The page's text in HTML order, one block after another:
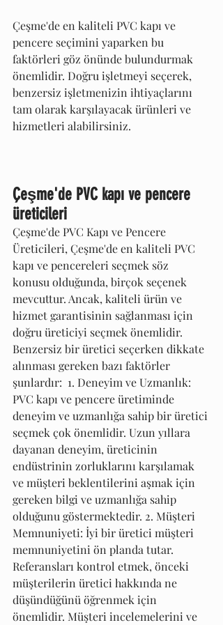
Çeşme'de en kaliteli PVC kapı ve
pencere seçimini yaparken bu
faktörleri göz önünde bulundurmak
önemlidir. Doğru işletmeyi seçerek,
benzersiz işletmenizin ihtiyaçlarını
tam olarak karşılayacak ürünleri ve
hizmetleri alabilirsiniz.
Çeşme'de PVC kapı ve pencere
üreticileri
Çeşme'de PVC Kapı ve Pencere
Üreticileri, Çeşme'de en kaliteli PVC
kapı ve pencereleri seçmek söz
konusu olduğunda, birçok seçenek
mevcuttur. Ancak, kaliteli ürün ve
hizmet garantisinin sağlanması için
doğru üreticiyi seçmek önemlidir.
Benzersiz bir üretici seçerken dikkate
alınması gereken bazı faktörler
şunlardır:  1. Deneyim ve Uzmanlık:
PVC kapı ve pencere üretiminde
deneyim ve uzmanlığa sahip bir üretici
seçmek çok önemlidir. Uzun yıllara
dayanan deneyim, üreticinin
endüstrinin zorluklarını karşılamak
ve müşteri beklentilerini aşmak için
gereken bilgi ve uzmanlığa sahip
olduğunu göstermektedir. 2. Müşteri
Memnuniyeti: İyi bir üretici müşteri
memnuniyetini ön planda tutar.
Referansları kontrol etmek, önceki
müşterilerin üretici hakkında ne
düşündüğünü öğrenmek için
önemlidir. Müşteri incelemelerini ve